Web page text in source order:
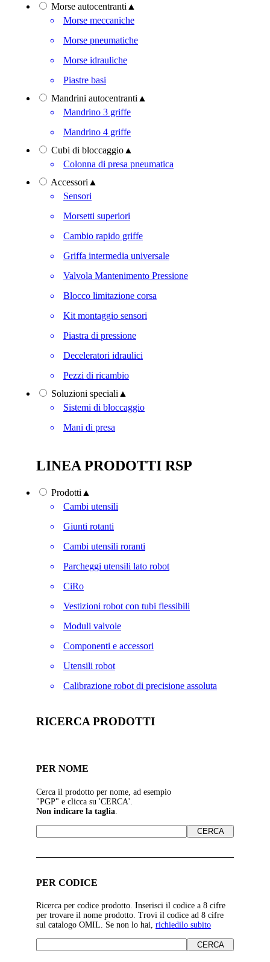
Morse autocentranti ▲
Morse meccaniche
Morse pneumatiche
Morse idrauliche
Piastre basi
Mandrini autocentranti ▲
Mandrino 3 griffe
Mandrino 4 griffe
Cubi di bloccaggio ▲
Colonna di presa pneumatica
Accessori ▲
Sensori
Morsetti superiori
Cambio rapido griffe
Griffa intermedia universale
Valvola Mantenimento Pressione
Blocco limitazione corsa
Kit montaggio sensori
Piastra di pressione
Deceleratori idraulici
Pezzi di ricambio
Soluzioni speciali ▲
Sistemi di bloccaggio
Mani di presa
LINEA PRODOTTI RSP
Prodotti ▲
Cambi utensili
Giunti rotanti
Cambi utensili roranti
Parcheggi utensili lato robot
CiRo
Vestizioni robot con tubi flessibili
Moduli valvole
Componenti e accessori
Utensili robot
Calibrazione robot di precisione assoluta
RICERCA PRODOTTI
PER NOME
Cerca il prodotto per nome, ad esempio
"PGP" e clicca su 'CERCA'.
Non indicare la taglia
PER CODICE
Ricerca per codice prodotto. Inserisci il codice a 8 cifre
per trovare il nome prodotto. Trovi il codice ad 8 cifre
sul catalogo OMIL. Se non lo hai, richiedilo subito